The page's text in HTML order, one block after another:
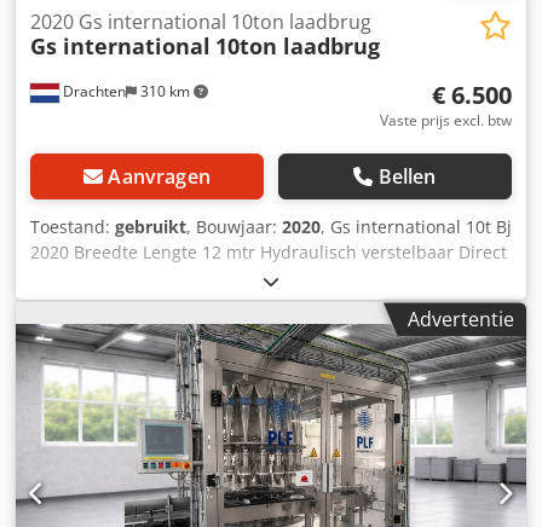
Constante precisie Gegevens: • Korte snijtijden dankzij
hoge positioneersnelheid tot 90 m/min •
Herhaalnauwkeurigheid +/- 0,25 mm • Snijdt enkel- of
meerlagig • Geschikt voor plaat- en rolmateriaal
(uitbreidbaar met passende afwikkelaar) • Snelle
CE-gecertificeerd.
Drachten 310 km
2020 Gs international 10ton laadbrug
Gs international 10ton laadbrug
€ 6.500
Vaste prijs excl. btw
Aanvragen Bellen
Toestand: gebruikt, Bouwjaar: 2020, Gs international 10t Bj
2020 Breedte Lengte 12 mtr Hydraulisch verstelbaar Direct
inzetbaar Mocht u interesse hebben in onze laadbrug Dan
kunnen wij transport voor u organiseren Dsdpfjznfduex
Adrsck
Advertentie